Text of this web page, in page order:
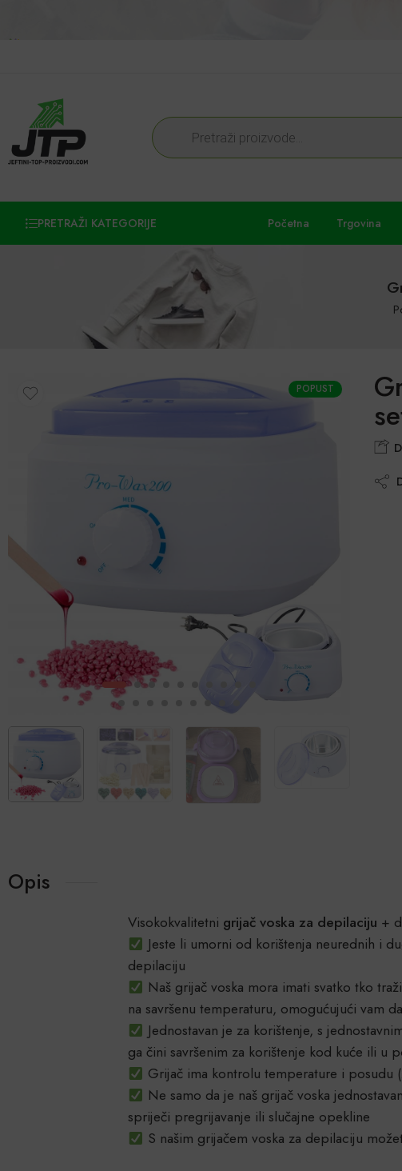
PRETRAŽI KATEGORIJE Početna Trgovina
POPUST
Opis
Visokokvalitetni grijač voska za depilaciju +
Jeste li umorni od korištenja neurednih i
depilaciju
Naš grijač voska mora imati svatko tko
na savršenu temperaturu, omogućujući vam
Jednostavan je za korištenje, s
ga čini savršenim za korištenje kod kuće ili u
Grijač ima kontrolu temperature i posudu
Ne samo da je naš grijač voska
spriječi pregrijavanje ili slučajne opekline
S našim grijačem voska za depilaciju